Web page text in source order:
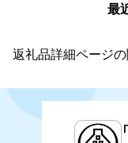
最
返礼品詳細ページ